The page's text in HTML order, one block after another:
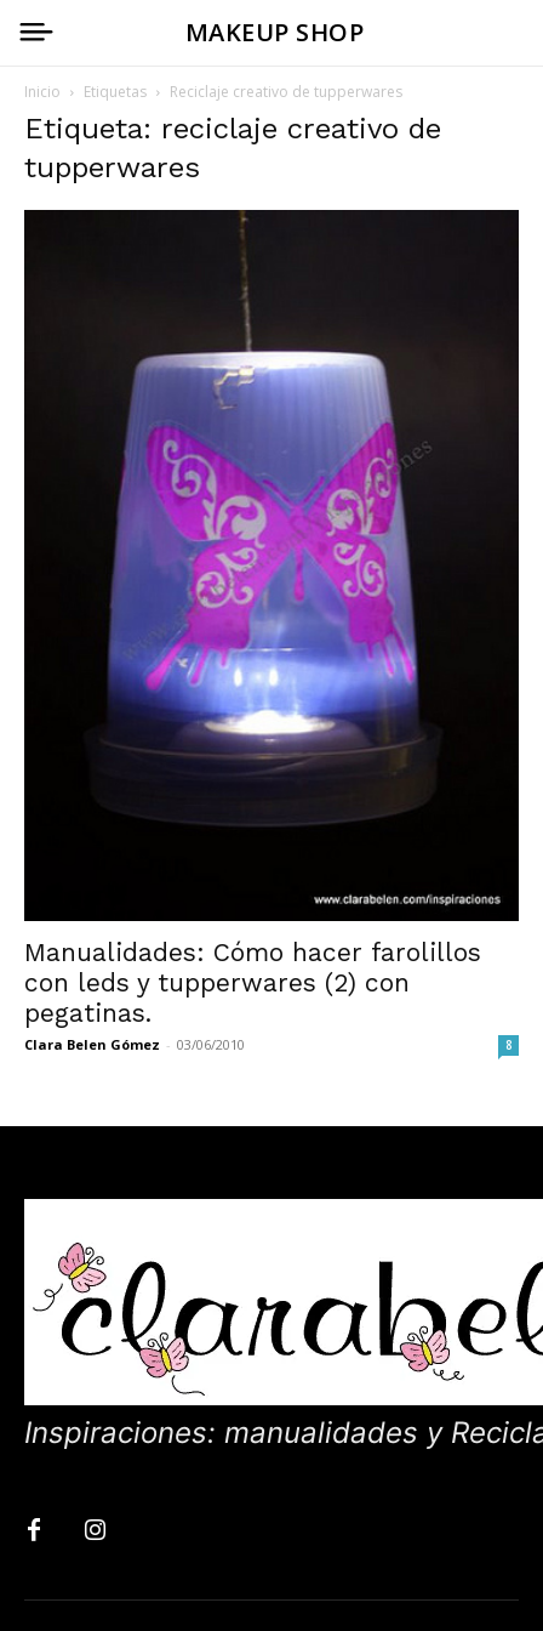
MAKEUP SHOP
Inicio Etiquetas Reciclaje creativo de tupperwares
Etiqueta: reciclaje creativo de
tupperwares
Manualidades: Cómo hacer farolillos
con leds y tupperwares (2) con
pegatinas.
Clara Belen Gómez - 03/06/2010 8
Inspiraciones: manualidades y